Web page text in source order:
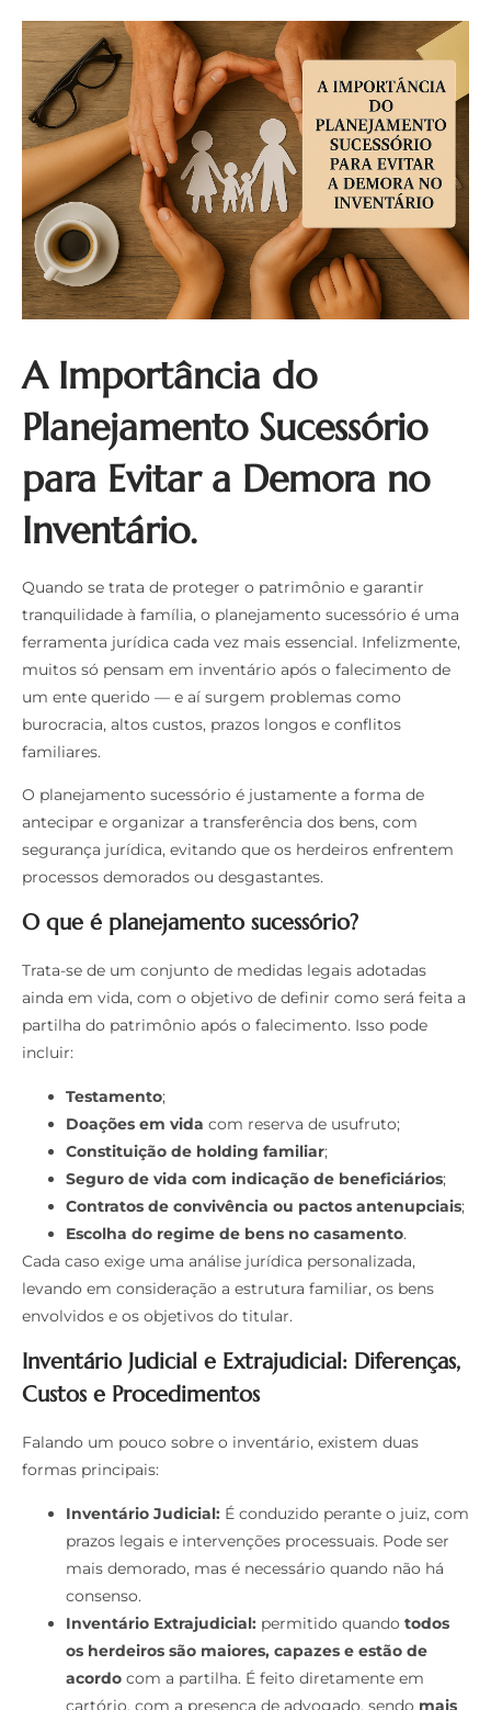
A Importância do
Planejamento Sucessório
para Evitar a Demora no
Inventário.
Quando se trata de proteger o patrimônio e garantir
tranquilidade à família, o planejamento sucessório é uma
ferramenta jurídica cada vez mais essencial. Infelizmente,
muitos só pensam em inventário após o falecimento de
um ente querido — e aí surgem problemas como
burocracia, altos custos, prazos longos e conflitos
familiares.
O planejamento sucessório é justamente a forma de
antecipar e organizar a transferência dos bens, com
segurança jurídica, evitando que os herdeiros enfrentem
processos demorados ou desgastantes.
O que é planejamento sucessório?
Trata-se de um conjunto de medidas legais adotadas
ainda em vida, com o objetivo de definir como será feita a
partilha do patrimônio após o falecimento. Isso pode
incluir:
Testamento;
Doações em vida com reserva de usufruto;
Constituição de holding familiar;
Seguro de vida com indicação de beneficiários;
Contratos de convivência ou pactos antenupciais;
Escolha do regime de bens no casamento.
Cada caso exige uma análise jurídica personalizada,
levando em consideração a estrutura familiar, os bens
envolvidos e os objetivos do titular.
Inventário Judicial e Extrajudicial: Diferenças,
Custos e Procedimentos
Falando um pouco sobre o inventário, existem duas
formas principais:
Inventário Judicial: É conduzido perante o juiz, com
prazos legais e intervenções processuais. Pode ser
mais demorado, mas é necessário quando não há
consenso.
Inventário Extrajudicial: permitido quando todos
os herdeiros são maiores, capazes e estão de
acordo com a partilha. É feito diretamente em
cartório, com a presença de advogado, sendo mais